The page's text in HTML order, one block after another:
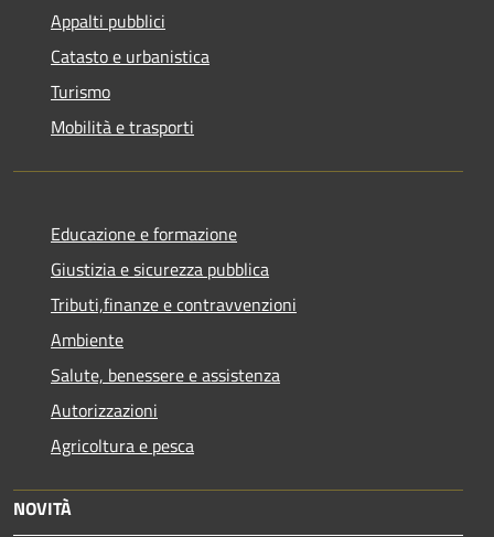
Appalti pubblici
Catasto e urbanistica
Turismo
Mobilità e trasporti
Educazione e formazione
Giustizia e sicurezza pubblica
Tributi,finanze e contravvenzioni
Ambiente
Salute, benessere e assistenza
Autorizzazioni
Agricoltura e pesca
NOVITÀ